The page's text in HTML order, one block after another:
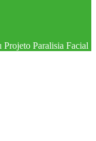
Projeto Paralisia Facial